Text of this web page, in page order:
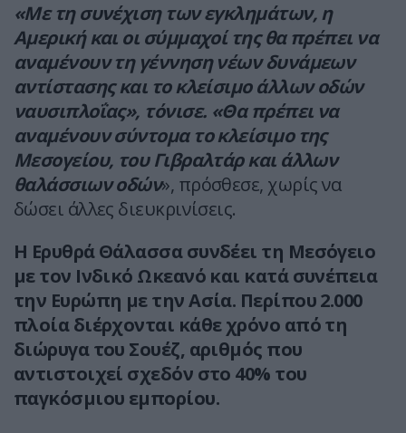
«Με τη συνέχιση των εγκλημάτων, η
Αμερική και οι σύμμαχοί της θα πρέπει να
αναμένουν τη γέννηση νέων δυνάμεων
αντίστασης και το κλείσιμο άλλων οδών
ναυσιπλοΐας», τόνισε. «Θα πρέπει να
αναμένουν σύντομα το κλείσιμο της
Μεσογείου, του Γιβραλτάρ και άλλων
θαλάσσιων οδών», πρόσθεσε, χωρίς να
δώσει άλλες διευκρινίσεις.
Η Ερυθρά Θάλασσα συνδέει τη Μεσόγειο
με τον Ινδικό Ωκεανό και κατά συνέπεια
την Ευρώπη με την Ασία. Περίπου 2.000
πλοία διέρχονται κάθε χρόνο από τη
διώρυγα του Σουέζ, αριθμός που
αντιστοιχεί σχεδόν στο 40% του
παγκόσμιου εμπορίου.